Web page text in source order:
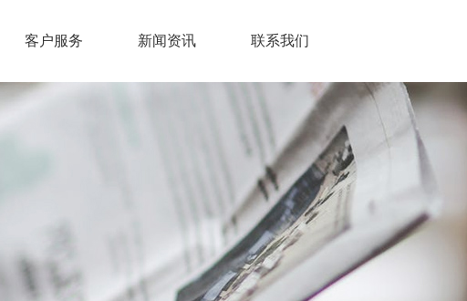
客户服务 新闻资讯 联系我们